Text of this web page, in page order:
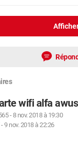
wifi alfa
-8 nov. 2018 à 19:30
-9 nov. 2018 à 22:26